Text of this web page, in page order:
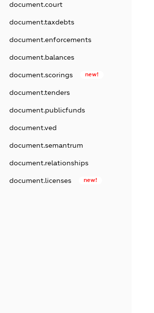
document.court
document.taxdebts
document.enforcements
document.balances
document.scorings new!
document.tenders
document.publicfunds
document.ved
document.semantrum
document.relationships
document.licenses new!